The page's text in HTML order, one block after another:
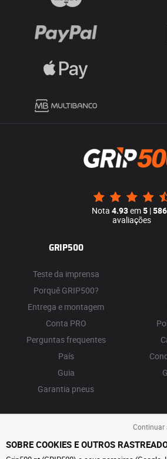
Nota 4.93em5 |
avaliações
GRIP500
Teste da imprensa
Porquê GRIP500?
Entrega e montagem
Conta PRO
Perguntas frequentes
País
Guia
Garantia pneus
Continuar
SOBRE COOKIES E OUTROS